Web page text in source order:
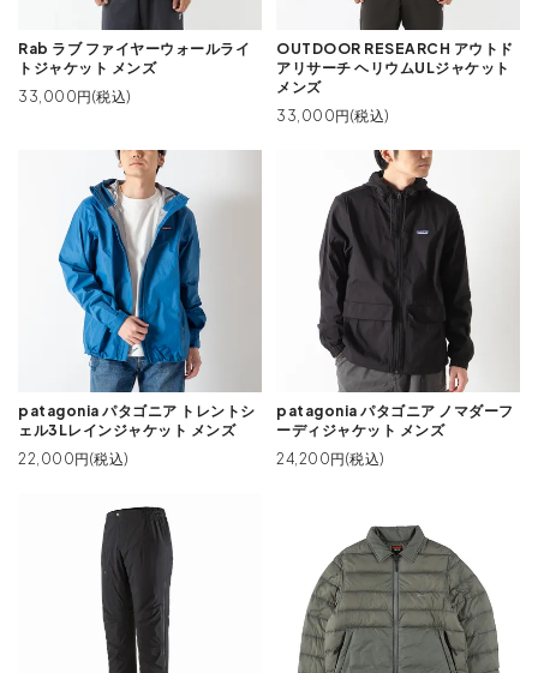
Rab ラブ ファイヤーウォールライ
トジャケット メンズ
33,000円(税込)
OUTDOOR RESEARCH アウトド
アリサーチ ヘリウムULジャケット
メンズ
33,000円(税込)
patagonia パタゴニア トレントシ
ェル3Lレインジャケット メンズ
22,000円(税込)
patagonia パタゴニア ノマダーフ
ーディジャケット メンズ
24,200円(税込)